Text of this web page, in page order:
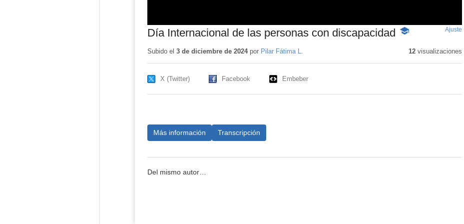
Día Internacional de las personas con discapacidad
-
educativo
Ajuste
Subido el 3 de diciembre de 2024por Pilar Fátima L. 12visualizaciones
X (Twitter) Facebook Embeber
Más información Transcripción
Del mismo autor…